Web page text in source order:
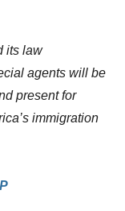
its law
agents will be
present for
immigration